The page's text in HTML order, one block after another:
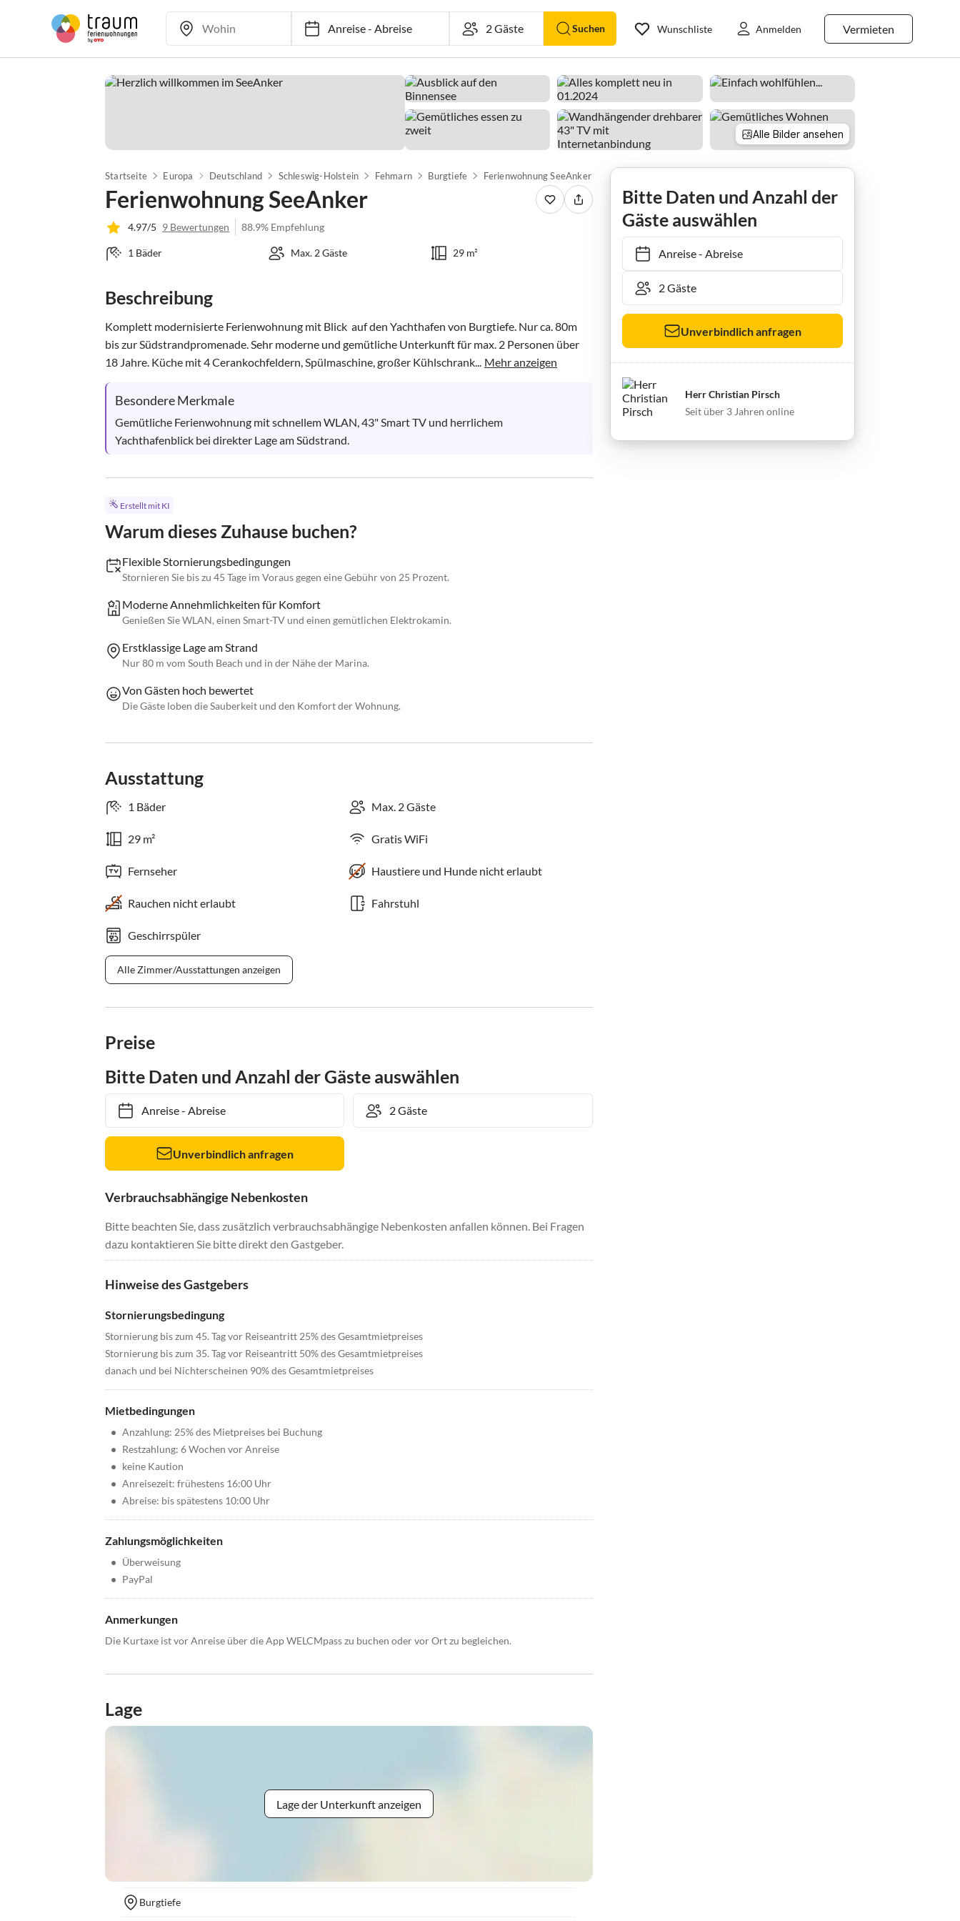
Anreise-Abreise Suchen Vermieten
Wunschliste Anmelden
Alle Bilder ansehen
Startseite Europa Deutschland Schleswig-Holstein Fehmarn Burgtiefe Ferienwohnung SeeAnker
Ferienwohnung SeeAnker
4.97/5 9 Bewertungen 88.9% Empfehlung
1 Bäder Max. 2 Gäste 29 m²
Beschreibung
Komplett modernisierte Ferienwohnung mit Blick  auf den Yachthafen von Burgtiefe. Nur ca. 80m
bis zur Südstrandpromenade. Sehr moderne und gemütliche Unterkunft für max. 2 Personen über
18 Jahre. Küche mit 4 Cerankochfeldern, Spülmaschine, großer Kühlschrank... Mehr anzeigen
Besondere Merkmale
Gemütliche Ferienwohnung mit schnellem WLAN, 43" Smart TV und herrlichem
Yachthafenblick bei direkter Lage am Südstrand.
Erstellt mit KI
Warum dieses Zuhause buchen?
Flexible Stornierungsbedingungen
Stornieren Sie bis zu 45 Tage im Voraus gegen eine Gebühr von 25 Prozent.
Moderne Annehmlichkeiten für Komfort
Genießen Sie WLAN, einen Smart-TV und einen gemütlichen Elektrokamin.
Erstklassige Lage am Strand
Nur 80 m vom South Beach und in der Nähe der Marina.
Von Gästen hoch bewertet
Die Gäste loben die Sauberkeit und den Komfort der Wohnung.
Ausstattung
1 Bäder Max. 2 Gäste
29 m² Gratis WiFi
Fernseher Haustiere und Hunde nicht erlaubt
Rauchen nicht erlaubt Fahrstuhl
Geschirrspüler
Alle Zimmer/Ausstattungen anzeigen
Preise
Bitte Daten und Anzahl der Gäste auswählen
Anreise- Abreise
Unverbindlich anfragen
Verbrauchsabhängige Nebenkosten
Bitte beachten Sie, dass zusätzlich verbrauchsabhängige Nebenkosten anfallen können. Bei Fragen
dazu kontaktieren Sie bitte direkt den Gastgeber.
Hinweise des Gastgebers
Stornierungsbedingung
Stornierung bis zum 45. Tag vor Reiseantritt 25% des Gesamtmietpreises
Stornierung bis zum 35. Tag vor Reiseantritt 50% des Gesamtmietpreises
danach und bei Nichterscheinen 90% des Gesamtmietpreises
Mietbedingungen
• Anzahlung: 25% des Mietpreises bei Buchung
• Restzahlung: 6 Wochen vor Anreise
• keine Kaution
• Anreisezeit: frühestens 16:00 Uhr
• Abreise: bis spätestens 10:00 Uhr
Zahlungsmöglichkeiten
• Überweisung
• PayPal
Anmerkungen
Die Kurtaxe ist vor Anreise über die App WELCMpass zu buchen oder vor Ort zu begleichen.
Lage
Lage der Unterkunft anzeigen
Burgtiefe
Bitte Daten und Anzahl der
Gäste auswählen
Anreise- Abreise
Unverbindlich anfragen
Herr Christian Pirsch
Seit über 3 Jahren online